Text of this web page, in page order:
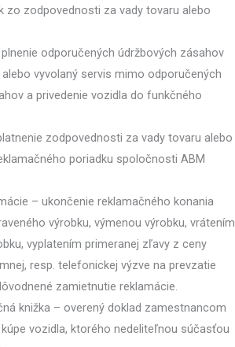
zo zodpovednosti za vady tovaru alebo
odporučených údržbových zásahov
vyvolaný servis mimo odporučených
a privedenie vozidla do funkčného
zodpovednosti za vady tovaru alebo
poriadku spoločnosti ABM
– ukončenie reklamačného konania
výrobku, výmenou výrobku, vrátením
vyplatením primeranej zľavy z ceny
resp. telefonickej výzve na prevzatie
zamietnutie reklamácie.
knižka – overený doklad zamestnancom
vozidla, ktorého nedeliteľnou súčasťou